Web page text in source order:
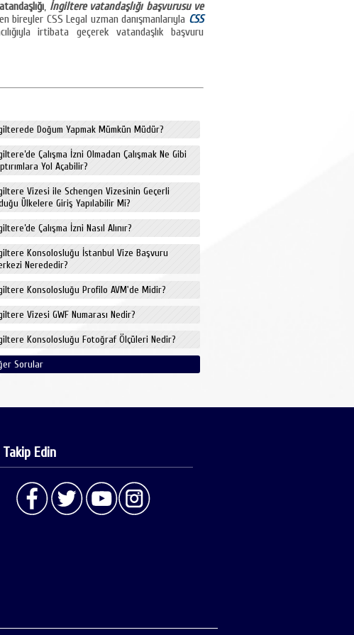
, İngiltere vatandaşlığı başvurusu ve
CSS Legal uzman danışmanlarıyla CSS
irtibata geçerek vatandaşlık başvuru
Doğum Yapmak Mümkün Müdür?
Çalışma İzni Olmadan Çalışmak Ne Gibi
Yol Açabilir?
Vizesi ile Schengen Vizesinin Geçerli
Ülkelere Giriş Yapılabilir Mi?
Çalışma İzni Nasıl Alınır?
Konsolosluğu İstanbul Vize Başvuru
Nerededir?
Konsolosluğu Profilo AVM'de Midir?
Vizesi GWF Numarası Nedir?
Konsolosluğu Fotoğraf Ölçüleri Nedir?
Sorular
Edin